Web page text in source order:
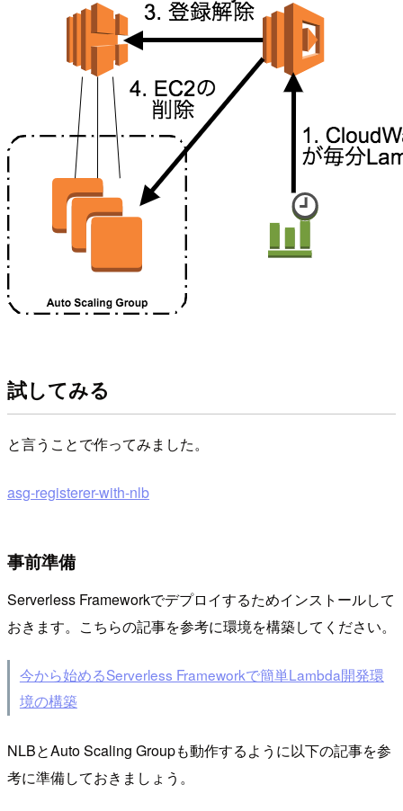
試してみる
と言うことで作ってみました。
asg-registerer-with-nlb
事前準備
Serverless Frameworkでデプロイするためインストールして
おきます。こちらの記事を参考に環境を構築してください。
今から始めるServerless Frameworkで簡単Lambda開発環
境の構築
NLBとAuto Scaling Groupも動作するように以下の記事を参
考に準備しておきましょう。